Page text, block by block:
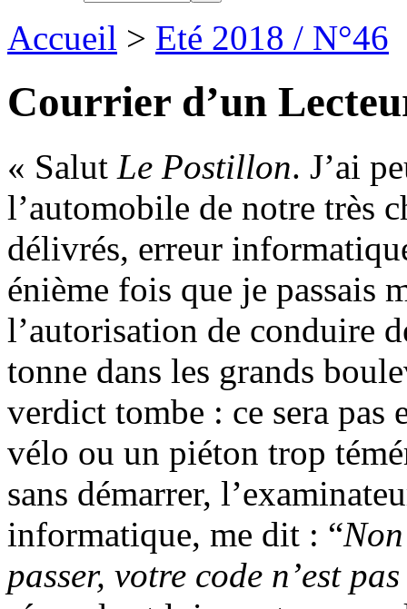
Accueil > Eté 2018 / N°46
Courrier d’un
« Salut Le Postillon. J’ai
l’automobile de notre très
délivrés, erreur
énième fois que je passais
l’autorisation de conduire
tonne dans les grands
verdict tombe : ce sera pas
vélo ou un piéton trop
sans démarrer,
informatique, me dit : “
passer, votre code n’est